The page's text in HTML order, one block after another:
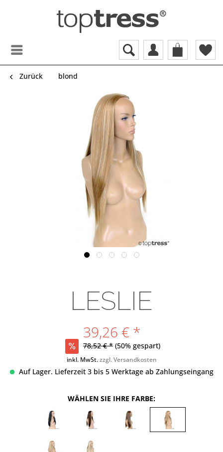
Zurück blond
LESLIE
39,26 € *
78,52 € * (50% gespart)
inkl. MwSt.zzgl. Versandkosten
Auf Lager. Lieferzeit 3 bis 5 Werktage ab Zahlungseingang
WÄHLEN SIE IHRE FARBE: